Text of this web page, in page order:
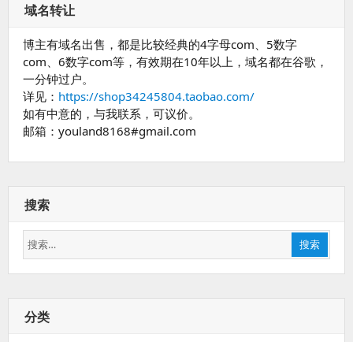
域名转让
博主有域名出售，都是比较经典的4字母com、5数字
com、6数字com等，有效期在10年以上，域名都在谷歌，
一分钟过户。
详见： https://shop34245804.taobao.com/
如有中意的，与我联系，可议价。
邮箱：youland8168#gmail.com
搜索
搜
索：
搜索
分类